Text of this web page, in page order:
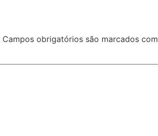
Campos obrigatórios são marcados com